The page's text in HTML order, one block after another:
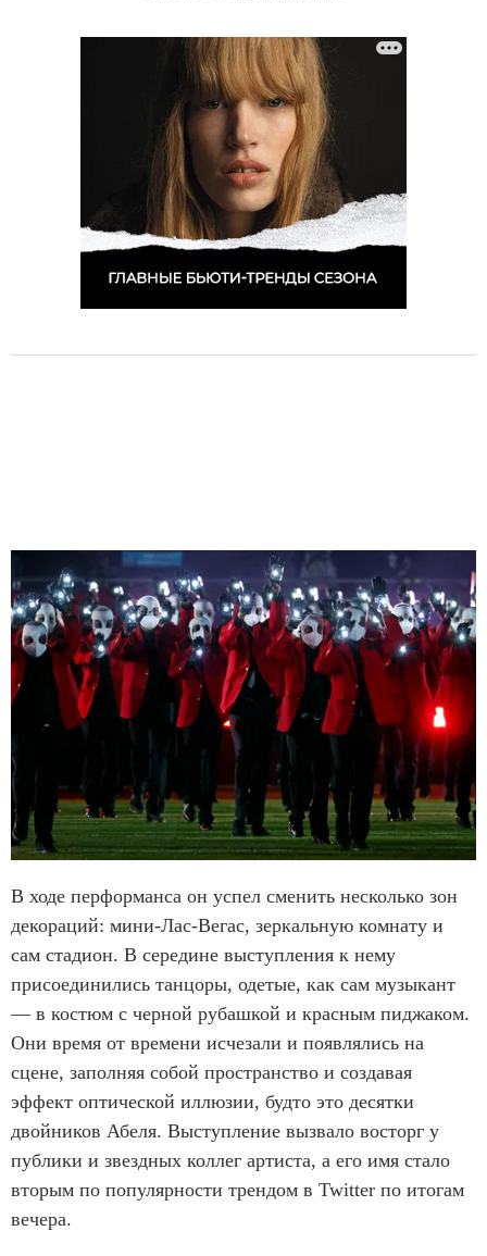
В ходе перформанса он успел сменить несколько зон
декораций: мини-Лас-Вегас, зеркальную комнату и
сам стадион. В середине выступления к нему
присоединились танцоры, одетые, как сам музыкант
— в костюм с черной рубашкой и красным пиджаком.
Они время от времени исчезали и появлялись на
сцене, заполняя собой пространство и создавая
эффект оптической иллюзии, будто это десятки
двойников Абеля. Выступление вызвало восторг у
публики и звездных коллег артиста, а его имя стало
вторым по популярности трендом в Twitter по итогам
вечера.